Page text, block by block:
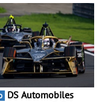
Branco - Depois
lugar em Braga,
resultados ainda
na 2.ª ronda da
2026